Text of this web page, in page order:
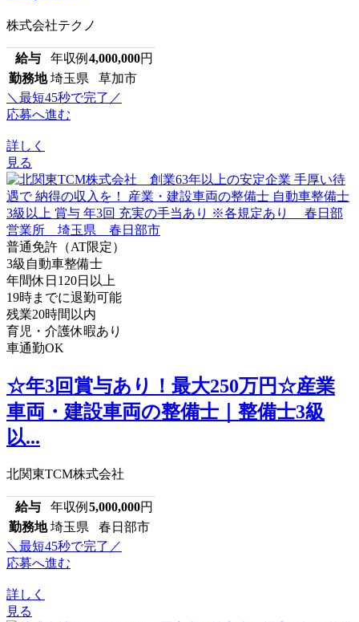
株式会社テクノ
給与 年収例 4,000,000円
勤務地 埼玉県 草加市
＼最短45秒で完了／
応募へ進む
詳しく
見る
普通免許（AT限定）
3級自動車整備士
年間休日120日以上
19時までに退勤可能
残業20時間以内
育児・介護休暇あり
車通勤OK
☆年3回賞与あり！最大250万円☆産業
車両・建設車両の整備士｜整備士3級
以...
北関東TCM株式会社
給与 年収例 5,000,000円
勤務地 埼玉県 春日部市
＼最短45秒で完了／
応募へ進む
詳しく
見る